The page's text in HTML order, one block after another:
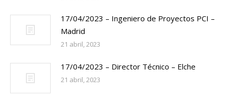
17/04/2023 – Ingeniero de Proyectos PCI –
Madrid
21 abril, 2023
17/04/2023 – Director Técnico – Elche
21 abril, 2023